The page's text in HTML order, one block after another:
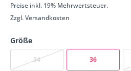
Preise inkl. 19% Mehrwertsteuer.
Zzgl.Versandkosten
Größe
34 36